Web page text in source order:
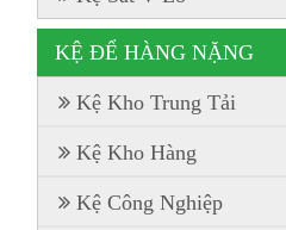
KỆ ĐỂ HÀNG NẶNG
Kệ Kho Trung Tải
Kệ Kho Hàng
Kệ Công Nghiệp